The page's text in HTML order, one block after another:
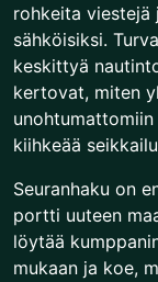
rohkeita viestejä
sähköisiksi.
keskittyä
kertovat, miten
kiihkeää
Seuranhaku on
portti uuteen
löytää
mukaan ja koe,